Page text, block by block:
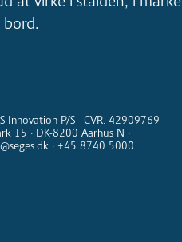
Innovation P/S · CVR. 42909769
15 · DK-8200 Aarhus N ·
· +45 8740 5000